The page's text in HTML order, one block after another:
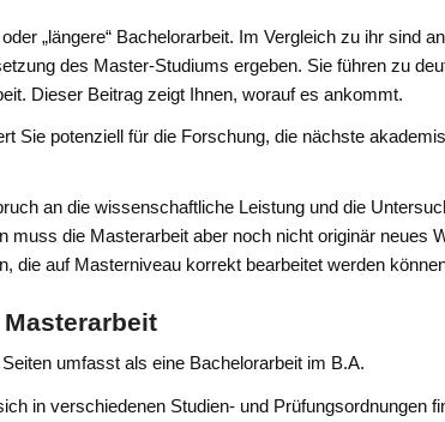
„längere“ Bachelorarbeit. Im Vergleich zu ihr sind
des Master-Studiums ergeben. Sie führen zu
Dieser Beitrag zeigt Ihnen, worauf es ankommt.
Sie potenziell für die Forschung, die nächste
an die wissenschaftliche Leistung und die
muss die Masterarbeit aber noch nicht originär neues
die auf Masterniveau korrekt bearbeitet werden
umfasst als eine Bachelorarbeit im B.A.
in verschiedenen Studien- und Prüfungsordnungen